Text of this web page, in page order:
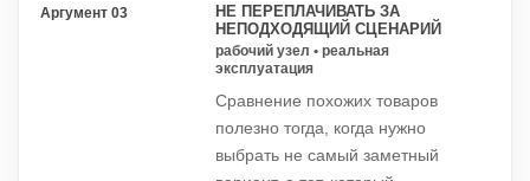
Аргумент 03
НЕ ПЕРЕПЛАЧИВАТЬ ЗА
НЕПОДХОДЯЩИЙ СЦЕНАРИЙ
рабочий узел • реальная
эксплуатация
Сравнение похожих товаров
полезно тогда, когда нужно
выбрать не самый заметный